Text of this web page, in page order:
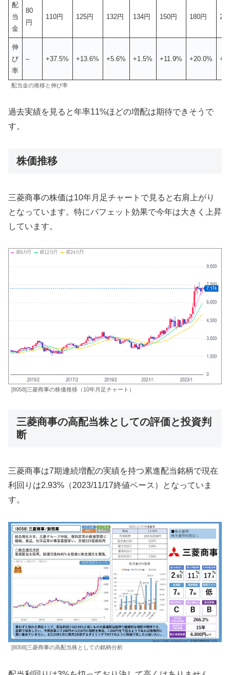
配
当
金
80
円
110円 125円 132円 134円 150円 180円
伸
び
率
– +37.5% +13.6% +5.6% +1.5% +11.9% +20.0%
配当金の推移と伸び率
過去実績を見ると年率11%ほどの増配は期待できそうで
す。
株価推移
三菱商事の株価は10年月足チャートで見ると右肩上がり
となっています。特にバフェット効果で今年は大きく上昇
しています。
[8058]三菱商事の株価推移（10年月足チャート）
三菱商事の高配当株としての評価と投資判
断
三菱商事は7期連続増配の実績を持つ累進配当銘柄で現在
利回りは2.93%（2023/11/17終値ベース）となっていま
す。
[8058]三菱商事の高配当株としての銘柄分析